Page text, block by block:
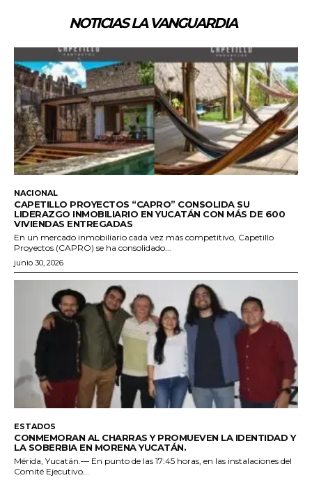
NOTICIAS LA VANGUARDIA
NACIONAL
CAPETILLO PROYECTOS “CAPRO” CONSOLIDA SU
LIDERAZGO INMOBILIARIO EN YUCATÁN CON MÁS DE 600
VIVIENDAS ENTREGADAS
En un mercado inmobiliario cada vez más competitivo, Capetillo
Proyectos (CAPRO) se ha consolidado...
junio 30, 2026
ESTADOS
CONMEMORAN AL CHARRAS Y PROMUEVEN LA IDENTIDAD Y
LA SOBERBIA EN MORENA YUCATÁN.
Mérida, Yucatán.— En punto de las 17:45 horas, en las instalaciones del
Comité Ejecutivo...